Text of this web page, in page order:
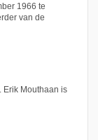
1966 te
van de
Erik Mouthaan is